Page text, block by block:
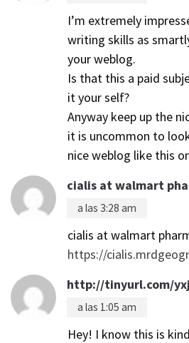
I’m extremely
writing skills as
your weblog.
Is that this a paid
it your self?
Anyway keep up the
it is uncommon to
nice weblog like this
cialis at walmart
a las 3:28 am
cialis at walmart
https://
http://tinyurl.com/
a las 1:05 am
Hey! I know this is